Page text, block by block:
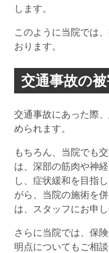
します。
このように当院では
おります。
交通事故の
交通事故にあった際
められます。
もちろん、当院でも
は、深部の筋肉や神
し、症状緩和を目指
がら、当院の施術を
は、スタッフにお申し
さらに当院では、保
明点についてもご相